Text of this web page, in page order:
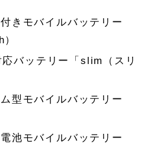
きモバイルバッテリー
バッテリー「slim（スリ
型モバイルバッテリー
池モバイルバッテリー